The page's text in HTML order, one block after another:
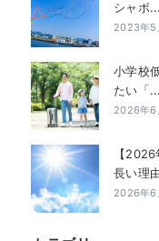
シャボ...
2023年5
小学校
たい「...
2026年6
【
長い理
2026年6